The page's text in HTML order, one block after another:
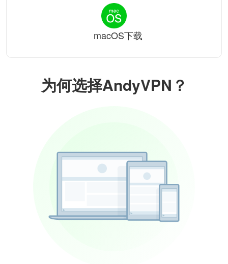
为何选择AndyVPN？
macOS下载